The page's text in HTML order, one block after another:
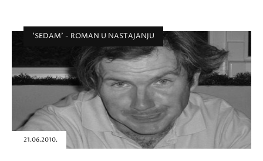
'SEDAM' - ROMAN U NASTAJANJU
21.06.2010.